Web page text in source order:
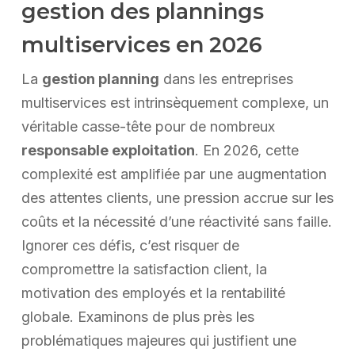
gestion des plannings
multiservices en 2026
La gestion planning dans les entreprises
multiservices est intrinsèquement complexe, un
véritable casse-tête pour de nombreux
responsable exploitation. En 2026, cette
complexité est amplifiée par une augmentation
des attentes clients, une pression accrue sur les
coûts et la nécessité d’une réactivité sans faille.
Ignorer ces défis, c’est risquer de
compromettre la satisfaction client, la
motivation des employés et la rentabilité
globale. Examinons de plus près les
problématiques majeures qui justifient une